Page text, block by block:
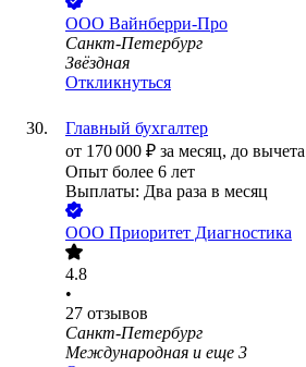
ООО Вайнберри-Про
Санкт-Петербург
Звёздная
Откликнуться
Главный бухгалтер
от 170 000 ₽ за месяц, до
Опыт более 6 лет
Выплаты: Два раза в месяц
ООО Приоритет Диагностика
4.8
•
27 отзывов
Санкт-Петербург
Международная и еще 3